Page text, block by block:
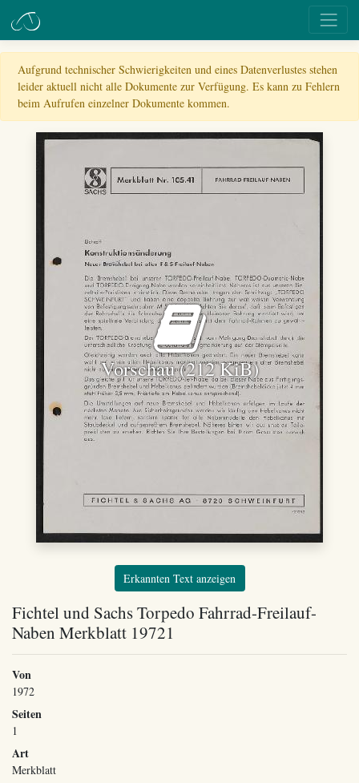
Aufgrund technischer Schwierigkeiten und eines Datenverlustes stehen
leider aktuell nicht alle Dokumente zur Verfügung. Es kann zu Fehlern
beim Aufrufen einzelner Dokumente kommen.
Vorschau (212 KiB)
Erkannten Text anzeigen
Fichtel und Sachs Torpedo Fahrrad-Freilauf-
Naben Merkblatt 19721
Von
1972
Seiten
1
Art
Merkblatt